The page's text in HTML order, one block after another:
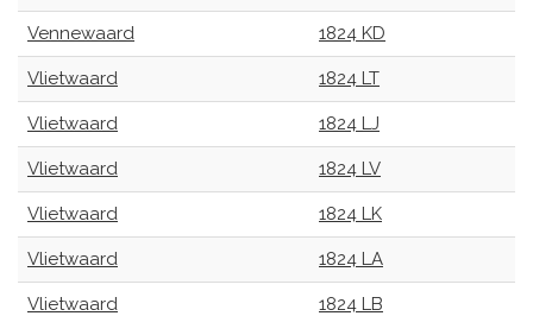
Vennewaard 1824 KD
Vlietwaard 1824 LT
Vlietwaard 1824 LJ
Vlietwaard 1824 LV
Vlietwaard 1824 LK
Vlietwaard 1824 LA
Vlietwaard 1824 LB